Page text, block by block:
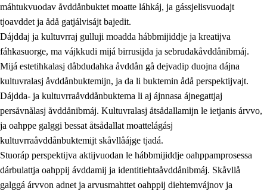
máhtukvuodav åvddånbuktet moatte láhkáj, ja gássjelisvuodajt
tjoavddet ja ådå gatjálvisájt bajedit.
Dájddaj ja kultuvrraj gulluji moadda hábbmijiddje ja kreatijva
fáhkasuorge, ma vájkkudi mijá birrusijda ja sebrudakåvddånibmáj.
Mijá estetihkalasj dåbdudahka åvddån gå dejvadip duojna dájna
kultuvralasj åvddånbuktemijn, ja da li buktemin ådå perspektijvajt.
Dájdda- ja kultuvrraåvddånbuktema li aj ájnnasa ájnegattjaj
persåvnålasj åvddånibmáj. Kultuvralasj åtsådallamijn le ietjanis árvvo,
ja oahppe galggi bessat åtsådallat moattelágásj
kultuvrraåvddånbuktemijt skåvllåájge tjadá.
Stuoráp perspektijva aktijvuodan le hábbmijiddje oahppamprosessa
dárbulattja oahppij ávddamij ja identitiehtaåvddånibmáj. Skåvllå
galggá árvvon adnet ja arvusmahttet oahppij diehtemvájnov ja